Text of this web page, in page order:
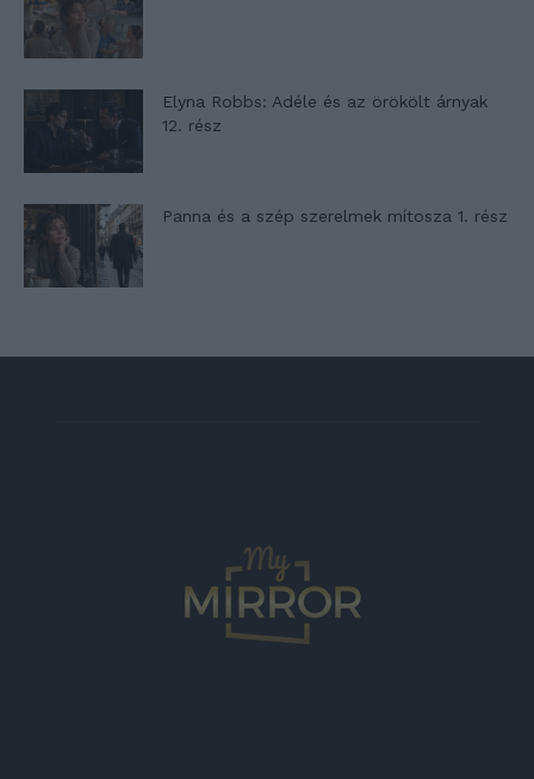
Elyna Robbs: Adéle és az örökölt árnyak
12. rész
Panna és a szép szerelmek mítosza 1. rész